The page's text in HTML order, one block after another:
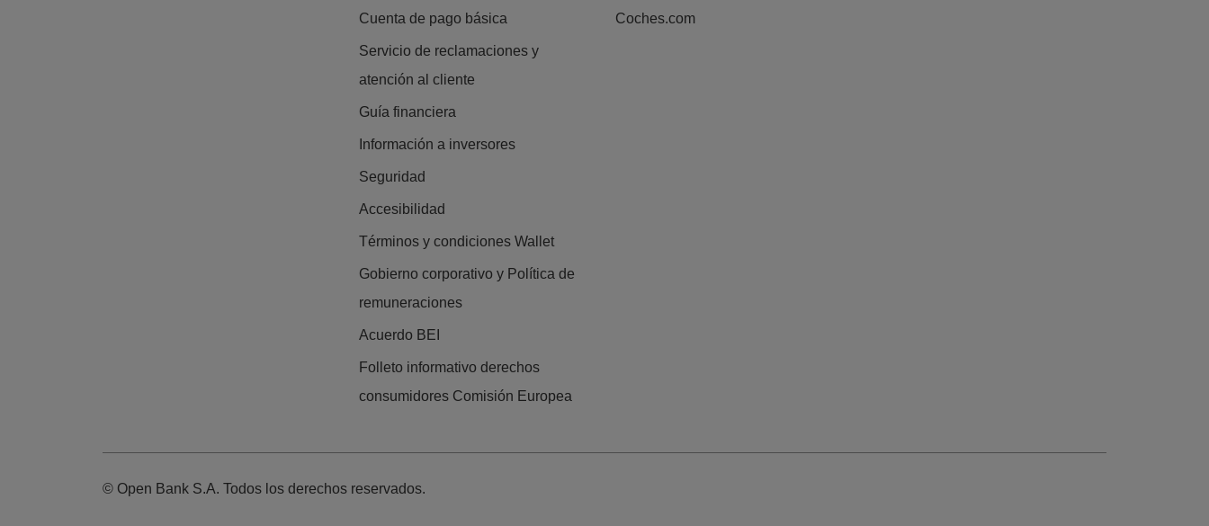
Cuenta de pago básica
Servicio de reclamaciones y
atención al cliente
Guía financiera
Información a inversores
Seguridad
Accesibilidad
Términos y condiciones Wallet
Gobierno corporativo y Política de
remuneraciones
Acuerdo BEI
Folleto informativo derechos
consumidores Comisión Europea
Coches.com
© Open Bank S.A. Todos los derechos reservados.